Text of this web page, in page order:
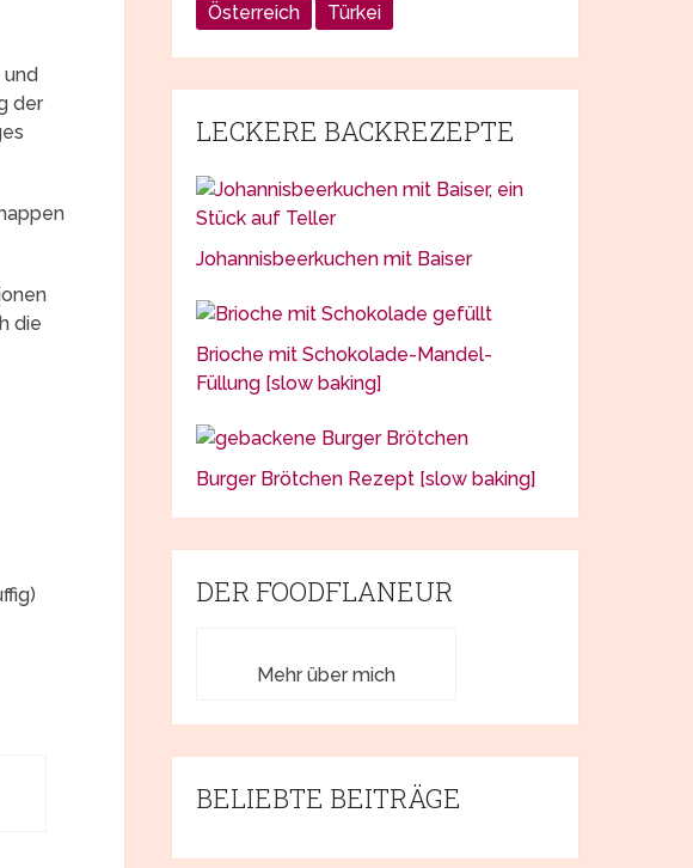
der
die
Österreich
Türkei
LECKERE BACKREZEPTE
Johannisbeerkuchen mit Baiser
Brioche mit Schokolade-Mandel-
Füllung [slow baking]
Burger Brötchen Rezept [slow baking]
DER FOODFLANEUR
Mehr über mich
BELIEBTE BEITRÄGE